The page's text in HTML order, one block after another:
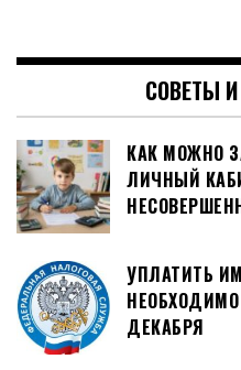
СОВЕТЫ
КАК МОЖНО
ЛИЧНЫЙ
УПЛАТИТЬ
ДЕКАБРЯ